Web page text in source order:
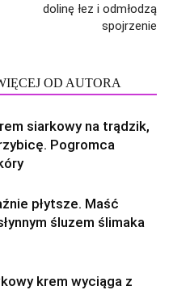
dolinę łez i odmłodzą
spojrzenie
OD AUTORA
siarkowy na trądzik,
Pogromca
płytsze. Maść
śluzem ślimaka
krem wyciąga z